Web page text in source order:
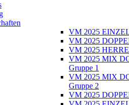
VM 2025
VM 2025
VM 2025
VM 2025 MIX
Gruppe 1
VM 2025 MIX
Gruppe 2
VM 2025